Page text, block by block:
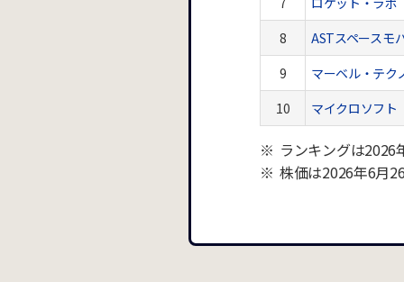
8
ASTスペースモ
9
マーベル・テク
10
マイクロソフト
ランキングは2026
株価は2026年6月